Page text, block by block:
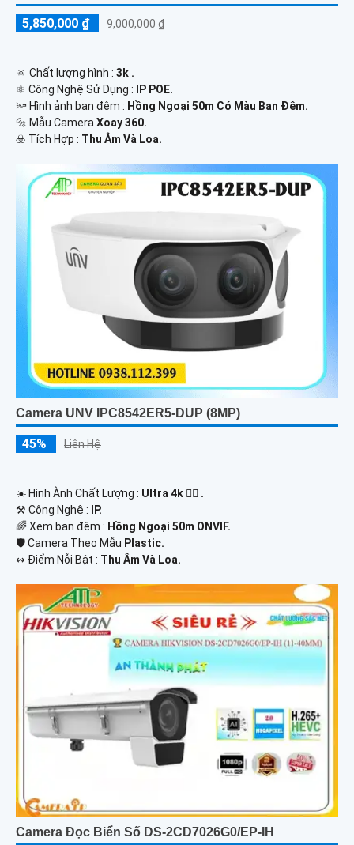
5,850,000 ₫ 9,000,000 ₫
🔅 Chất lượng hình : 3k .
⚛️ Công Nghệ Sử Dụng : IP POE.
🔦 Hình ảnh ban đêm : Hồng Ngoại 50m Có Màu Ban Ðêm.
🔩 Mẫu Camera Xoay 360.
️☣️ Tích Hợp : Thu Âm Và Loa.
Camera UNV IPC8542ER5-DUP (8MP)
45% Liên Hệ
☀️ Hình Ành Chất Lượng : Ultra 4k 👍🏾 .
⚒ Công Nghệ :
IP.
🌈 Xem ban đêm : Hồng Ngoại 50m ONVIF.
🛡 Camera Theo Mẫu Plastic.
️↭ Điểm Nỗi Bật : Thu Âm Và Loa.
Camera Đọc Biển Số DS-2CD7026G0/EP-IH